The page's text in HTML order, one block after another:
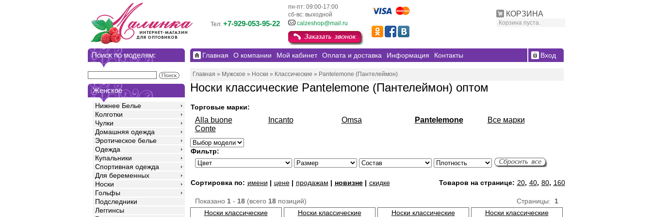
КОРЗИНА
Корзина пуста.
пн-пт: 09:00-17:00
сб-вс: выходной
Тел: +7-929-053-95-22 calzeshop@mail.ru
Поиск по моделям:
Женское
Нижнее Белье
Колготки
Чулки
Домашняя одежда
Эротическое белье
Одежда
Купальники
Спортивная одежда
Для беременных
Носки
Гольфы
Подследники
Леггинсы
Главная О компании Мой кабинет Оплата и доставка Информация Контакты Вход
Главная » Мужское » Носки » Классические » Pantelemone (Пантелеймон)
Носки классические Pantelemone (Пантелеймон) оптом
Торговые марки:
Alla buone
Conte
Incanto Omsa Pantelemone Все марки
Фильтр:
Сортировка по: имени | цене| продажам | новизне| скидке Товаров на странице: 20, 40, 80, 160
Страницы: 1
Показано 1- 18(всего 18позиций)
Носки классические
Носки классические
Носки классические
Носки классические